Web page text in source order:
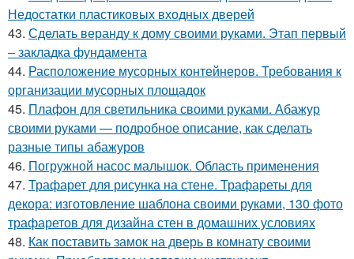
Недостатки пластиковых входных дверей
43. Сделать веранду к дому своими руками. Этап первый
– закладка фундамента
44. Расположение мусорных контейнеров. Требования к
организации мусорных площадок
45. Плафон для светильника своими руками. Абажур
своими руками — подробное описание, как сделать
разные типы абажуров
46. Погружной насос малышок. Область применения
47. Трафарет для рисунка на стене. Трафареты для
декора: изготовление шаблона своими руками, 130 фото
трафаретов для дизайна стен в домашних условиях
48. Как поставить замок на дверь в комнату своими